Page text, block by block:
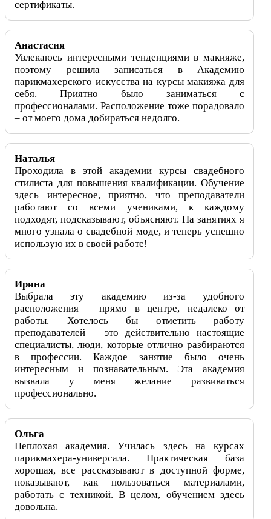
сертификаты.
Анастасия
Увлекаюсь интересными тенденциями в макияже,
поэтому решила записаться в Академию
парикмахерского искусства на курсы макияжа для
себя. Приятно было заниматься с
профессионалами. Расположение тоже порадовало
– от моего дома добираться недолго.
Наталья
Проходила в этой академии курсы свадебного
стилиста для повышения квалификации. Обучение
здесь интересное, приятно, что преподаватели
работают со всеми учениками, к каждому
подходят, подсказывают, объясняют. На занятиях я
много узнала о свадебной моде, и теперь успешно
использую их в своей работе!
Ирина
Выбрала эту академию из-за удобного
расположения – прямо в центре, недалеко от
работы. Хотелось бы отметить работу
преподавателей – это действительно настоящие
специалисты, люди, которые отлично разбираются
в профессии. Каждое занятие было очень
интересным и познавательным. Эта академия
вызвала у меня желание развиваться
профессионально.
Ольга
Неплохая академия. Училась здесь на курсах
парикмахера-универсала. Практическая база
хорошая, все рассказывают в доступной форме,
показывают, как пользоваться материалами,
работать с техникой. В целом, обучением здесь
довольна.